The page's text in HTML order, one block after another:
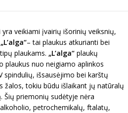
veikiami įvairių išorinių veiksnių,
„L’alga“– tai plaukus atkurianti bei
plaukams. „L’alga“ plaukų
plaukus nuo neigiamo aplinkos
spindulių, išsausėjimo bei karštų
tokiu būdu išlaikant jų natūralų
Šių priemonių sudėtyje nėra
petrochemikalų, ftalatų,